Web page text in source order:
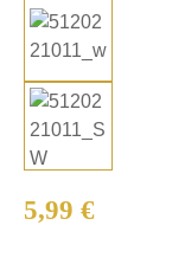
Regulärer Preis:
5,99 €